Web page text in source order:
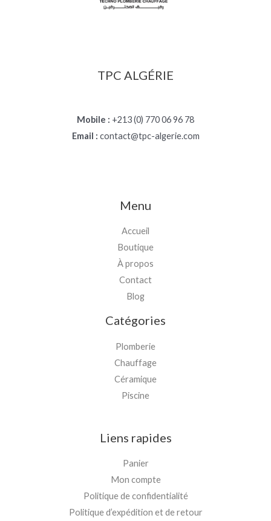
TPC ALGÉRIE
Mobile : +213 (0) 770 06 96 78
Email : contact@tpc-algerie.com
Menu
Accueil
Boutique
À propos
Contact
Blog
Catégories
Plomberie
Chauffage
Céramique
Piscine
Liens rapides
Panier
Mon compte
Politique de confidentialité
Politique d’expédition et de retour